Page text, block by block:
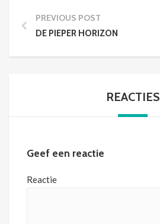
PREVIOUS POST
DE PIEPER HORIZON
REACTIES
Geef een reactie
Reactie